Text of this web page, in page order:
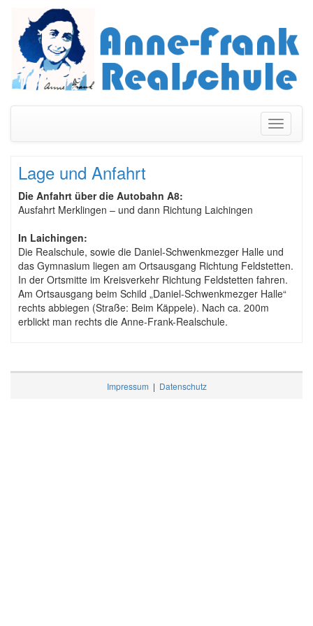
Lage und Anfahrt
Die Anfahrt über die Autobahn A8:
Ausfahrt Merklingen – und dann Richtung Laichingen
In Laichingen:
Die Realschule, sowie die Daniel-Schwenkmezger Halle und
das Gymnasium liegen am Ortsausgang Richtung Feldstetten.
In der Ortsmitte im Kreisverkehr Richtung Feldstetten fahren.
Am Ortsausgang beim Schild „Daniel-Schwenkmezger Halle“
rechts abbiegen (Straße: Beim Käppele). Nach ca. 200m
erblickt man rechts die Anne-Frank-Realschule.
Impressum | Datenschutz